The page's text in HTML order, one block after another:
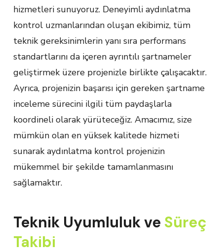
hizmetleri sunuyoruz. Deneyimli aydınlatma
kontrol uzmanlarından oluşan ekibimiz, tüm
teknik gereksinimlerin yanı sıra performans
standartlarını da içeren ayrıntılı şartnameler
geliştirmek üzere projenizle birlikte çalışacaktır.
Ayrıca, projenizin başarısı için gereken şartname
inceleme sürecini ilgili tüm paydaşlarla
koordineli olarak yürüteceğiz. Amacımız, size
mümkün olan en yüksek kalitede hizmeti
sunarak aydınlatma kontrol projenizin
mükemmel bir şekilde tamamlanmasını
sağlamaktır.
Teknik Uyumluluk ve Süreç
Takibi